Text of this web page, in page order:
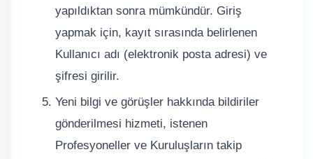
yapıldıktan sonra mümkündür. Giriş
yapmak için, kayıt sırasında belirlenen
Kullanıcı adı (elektronik posta adresi) ve
şifresi girilir.
Yeni bilgi ve görüşler hakkında bildiriler
gönderilmesi hizmeti, istenen
Profesyoneller ve Kuruluşların takip